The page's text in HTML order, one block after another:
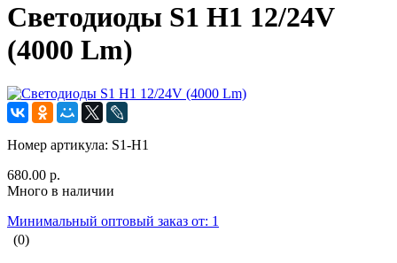
Светодиоды S1 H1 12/24V
(4000 Lm)
Номер артикула: S1-H1
680.00 р.
Много в наличии
Минимальный оптовый заказ от: 1
(0)